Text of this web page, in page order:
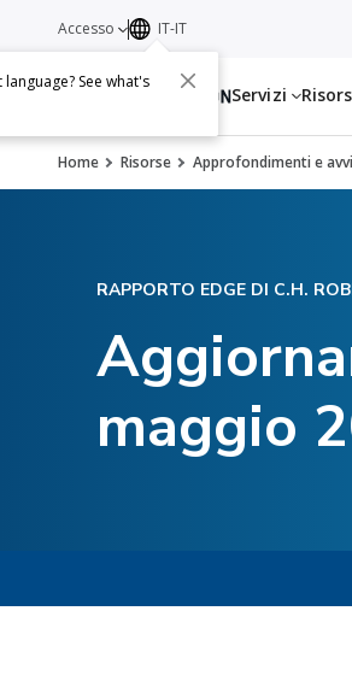
Servizi
Accesso IT-IT
See what's
Home Risorse Approfondimenti e
RAPPORTO EDGE DI C.H.
maggio